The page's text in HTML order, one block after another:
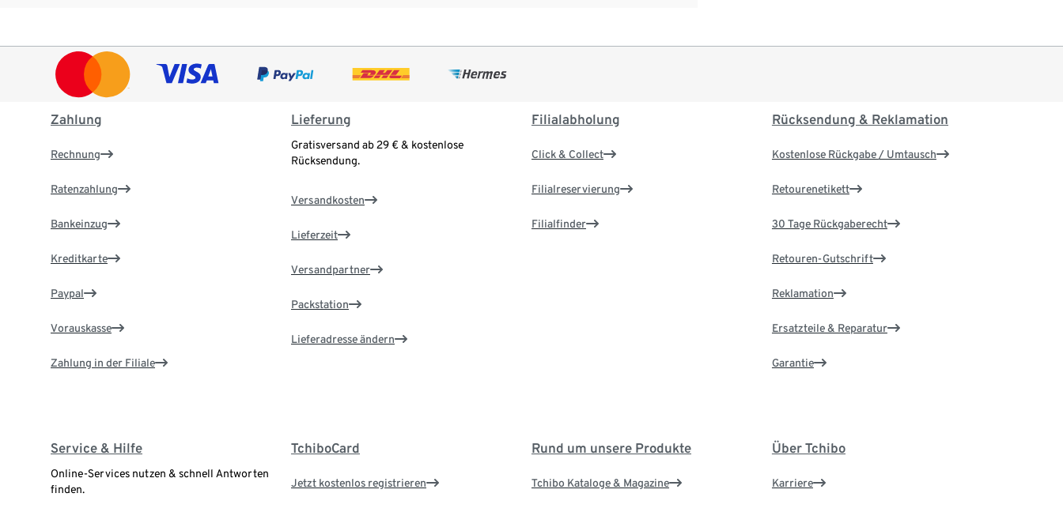
Zahlung
Rechnung
Ratenzahlung
Bankeinzug
Kreditkarte
Paypal
Vorauskasse
Zahlung in der Filiale
Lieferung
Gratisversand ab 29 € & kostenlose
Rücksendung.
Versandkosten
Lieferzeit
Versandpartner
Packstation
Lieferadresse ändern
Filialabholung
Click & Collect
Filialreservierung
Filialfinder
Rücksendung & Reklamation
Kostenlose Rückgabe / Umtausch
Retourenetikett
30 Tage Rückgaberecht
Retouren-Gutschrift
Reklamation
Ersatzteile & Reparatur
Garantie
Service & Hilfe
Online-Services nutzen & schnell Antworten
finden.
TchiboCard
Jetzt kostenlos registrieren
Rund um unsere Produkte
Tchibo Kataloge & Magazine
Über Tchibo
Karriere